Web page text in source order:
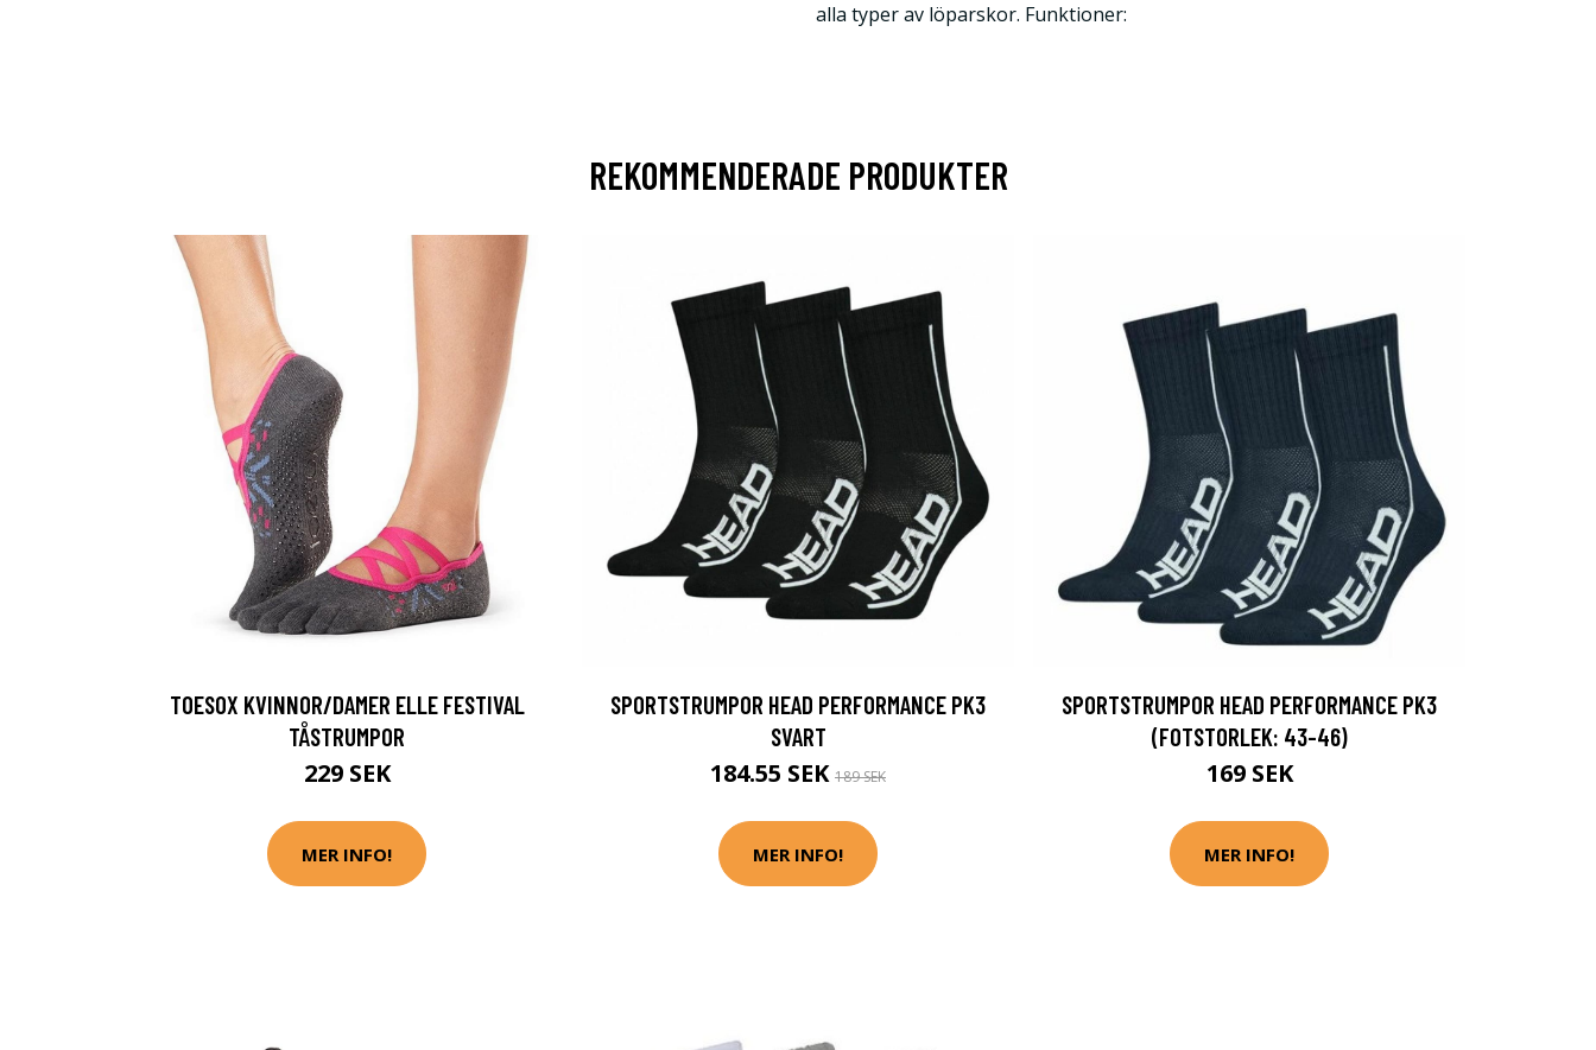
alla typer av löparskor. Funktioner:
REKOMMENDERADE PRODUKTER
TOESOX KVINNOR/DAMER ELLE FESTIVAL
TÅSTRUMPOR
229 SEK
MER INFO!
SPORTSTRUMPOR HEAD PERFORMANCE PK3
SVART
184.55 SEK 189 SEK
MER INFO!
SPORTSTRUMPOR HEAD PERFORMANCE PK3
(FOTSTORLEK: 43-46)
169 SEK
MER INFO!